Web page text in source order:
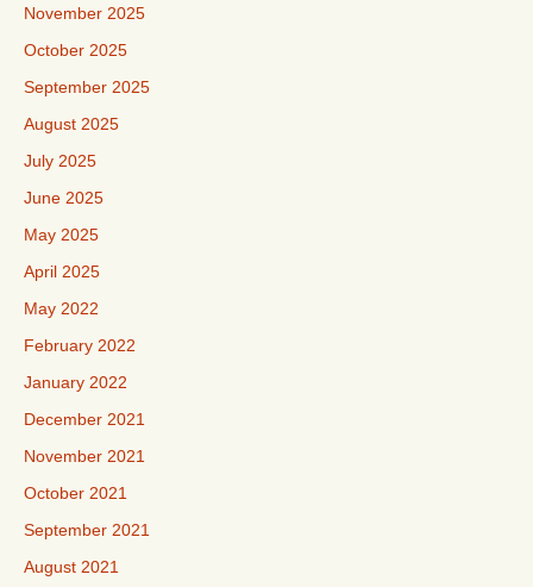
November 2025
October 2025
September 2025
August 2025
July 2025
June 2025
May 2025
April 2025
May 2022
February 2022
January 2022
December 2021
November 2021
October 2021
September 2021
August 2021